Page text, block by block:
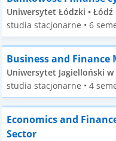
Uniwersytet Łódzki • Łódź
studia stacjonarne • 6
Business and Finance
Uniwersytet Jagielloński
studia stacjonarne • 4
Economics and
Sector